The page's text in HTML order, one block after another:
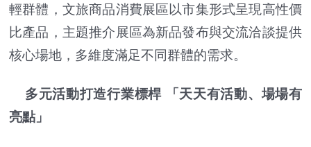
輕群體，文旅商品消費展區以市集形式呈現高性價
比產品，主題推介展區為新品發布與交流洽談提供
核心場地，多維度滿足不同群體的需求。
多元活動打造行業標桿 「天天有活動、場場有
亮點」